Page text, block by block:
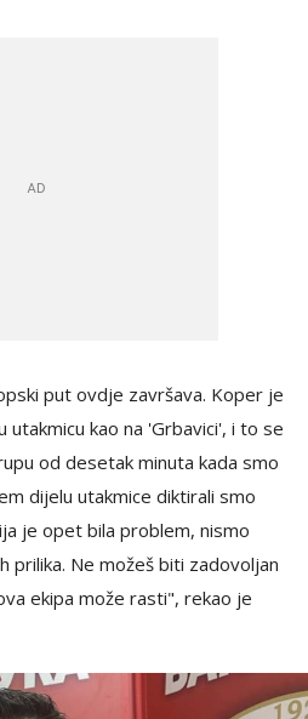
put ovdje završava. Koper je
kao na 'Grbavici', i to se
od desetak minuta kada smo
dijelu utakmice diktirali smo
je opet bila problem, nismo
prilika. Ne možeš biti zadovoljan
ekipa može rasti", rekao je